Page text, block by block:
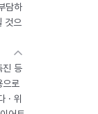
담하
것으
진 등
로
· 위